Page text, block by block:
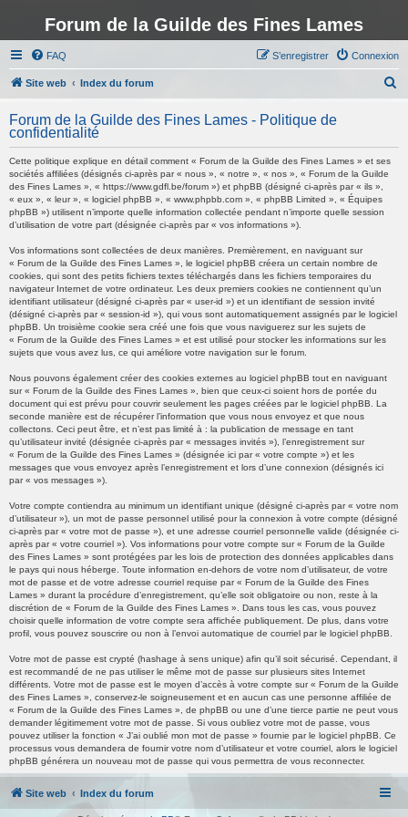
Forum de la Guilde des Fines Lames
FAQ Connexion
S’enregistrer
Site web Index du forum
h
Forum de la Guilde des Fines Lames - Politique de
confidentialité
Cette politique explique en détail comment « Forum de la Guilde des Fines Lames » et ses
sociétés affiliées (désignés ci-après par « nous », « notre », « nos », « Forum de la Guilde
des Fines Lames », « https://www.gdfl.be/forum ») et phpBB (désigné ci-après par « ils »,
« eux », « leur », « logiciel phpBB », « www.phpbb.com », « phpBB Limited », « Équipes
phpBB ») utilisent n’importe quelle information collectée pendant n’importe quelle session
d’utilisation de votre part (désignée ci-après par « vos informations »).
Vos informations sont collectées de deux manières. Premièrement, en naviguant sur
« Forum de la Guilde des Fines Lames », le logiciel phpBB créera un certain nombre de
cookies, qui sont des petits fichiers textes téléchargés dans les fichiers temporaires du
navigateur Internet de votre ordinateur. Les deux premiers cookies ne contiennent qu’un
identifiant utilisateur (désigné ci-après par « user-id ») et un identifiant de session invité
(désigné ci-après par « session-id »), qui vous sont automatiquement assignés par le logiciel
phpBB. Un troisième cookie sera créé une fois que vous naviguerez sur les sujets de
« Forum de la Guilde des Fines Lames » et est utilisé pour stocker les informations sur les
sujets que vous avez lus, ce qui améliore votre navigation sur le forum.
Nous pouvons également créer des cookies externes au logiciel phpBB tout en naviguant
sur « Forum de la Guilde des Fines Lames », bien que ceux-ci soient hors de portée du
document qui est prévu pour couvrir seulement les pages créées par le logiciel phpBB. La
seconde manière est de récupérer l’information que vous nous envoyez et que nous
collectons. Ceci peut être, et n’est pas limité à : la publication de message en tant
qu’utilisateur invité (désignée ci-après par « messages invités »), l’enregistrement sur
« Forum de la Guilde des Fines Lames » (désignée ici par « votre compte ») et les
messages que vous envoyez après l’enregistrement et lors d’une connexion (désignés ici
par « vos messages »).
Votre compte contiendra au minimum un identifiant unique (désigné ci-après par « votre nom
d’utilisateur »), un mot de passe personnel utilisé pour la connexion à votre compte (désigné
ci-après par « votre mot de passe »), et une adresse courriel personnelle valide (désignée ci-
après par « votre courriel »). Vos informations pour votre compte sur « Forum de la Guilde
des Fines Lames » sont protégées par les lois de protection des données applicables dans
le pays qui nous héberge. Toute information en-dehors de votre nom d’utilisateur, de votre
mot de passe et de votre adresse courriel requise par « Forum de la Guilde des Fines
Lames » durant la procédure d’enregistrement, qu’elle soit obligatoire ou non, reste à la
discrétion de « Forum de la Guilde des Fines Lames ». Dans tous les cas, vous pouvez
choisir quelle information de votre compte sera affichée publiquement. De plus, dans votre
profil, vous pouvez souscrire ou non à l’envoi automatique de courriel par le logiciel phpBB.
Votre mot de passe est crypté (hashage à sens unique) afin qu’il soit sécurisé. Cependant, il
est recommandé de ne pas utiliser le même mot de passe sur plusieurs sites Internet
différents. Votre mot de passe est le moyen d’accès à votre compte sur « Forum de la Guilde
des Fines Lames », conservez-le soigneusement et en aucun cas une personne affiliée de
« Forum de la Guilde des Fines Lames », de phpBB ou une d’une tierce partie ne peut vous
demander légitimement votre mot de passe. Si vous oubliez votre mot de passe, vous
pouvez utiliser la fonction « J’ai oublié mon mot de passe » fournie par le logiciel phpBB. Ce
processus vous demandera de fournir votre nom d’utilisateur et votre courriel, alors le logiciel
phpBB générera un nouveau mot de passe qui vous permettra de vous reconnecter.
Site web Index du forum